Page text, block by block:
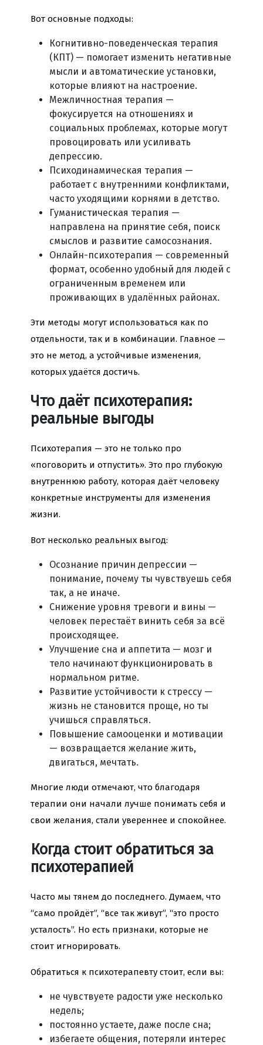
Вот основные подходы:
Когнитивно-поведенческая терапия
(КПТ) — помогает изменить негативные
мысли и автоматические установки,
которые влияют на настроение.
Межличностная терапия —
фокусируется на отношениях и
социальных проблемах, которые могут
провоцировать или усиливать
депрессию.
Психодинамическая терапия —
работает с внутренними конфликтами,
часто уходящими корнями в детство.
Гуманистическая терапия —
направлена на принятие себя, поиск
смыслов и развитие самосознания.
Онлайн-психотерапия — современный
формат, особенно удобный для людей с
ограниченным временем или
проживающих в удалённых районах.
Эти методы могут использоваться как по
отдельности, так и в комбинации. Главное —
это не метод, а устойчивые изменения,
которых удаётся достичь.
Что даёт психотерапия:
реальные выгоды
Психотерапия — это не только про
«поговорить и отпустить». Это про глубокую
внутреннюю работу, которая даёт человеку
конкретные инструменты для изменения
жизни.
Вот несколько реальных выгод:
Осознание причин депрессии —
понимание, почему ты чувствуешь себя
так, а не иначе.
Снижение уровня тревоги и вины —
человек перестаёт винить себя за всё
происходящее.
Улучшение сна и аппетита — мозг и
тело начинают функционировать в
нормальном ритме.
Развитие устойчивости к стрессу —
жизнь не становится проще, но ты
учишься справляться.
Повышение самооценки и мотивации
— возвращается желание жить,
двигаться, мечтать.
Многие люди отмечают, что благодаря
терапии они начали лучше понимать себя и
свои желания, стали увереннее и спокойнее.
Когда стоит обратиться за
психотерапией
Часто мы тянем до последнего. Думаем, что
“само пройдёт”, “все так живут”, “это просто
усталость”. Но есть признаки, которые не
стоит игнорировать.
Обратиться к психотерапевту стоит, если вы:
не чувствуете радости уже несколько
недель;
постоянно устаете, даже после сна;
избегаете общения, потеряли интерес